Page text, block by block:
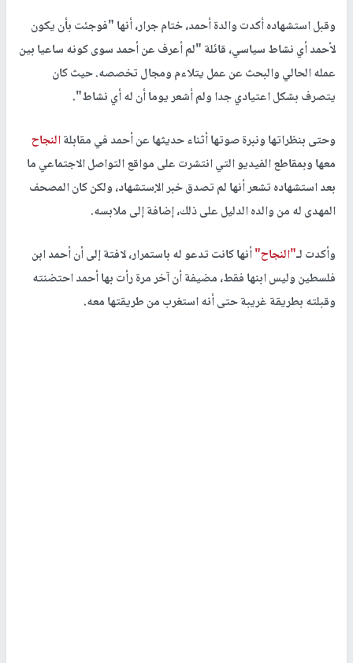
وقبل استشهاده أكدت والدة أحمد، ختام جرار، أنها "فوجئت بأن يكون
لأحمد أي نشاط سياسي، قائلة "لم أعرف عن أحمد سوى كونه ساعيا بين
عمله الحالي والبحث عن عمل يتلاءم ومجال تخصصه. حيث كان
يتصرف بشكل اعتيادي جدا ولم أشعر يوما أن له أي نشاط".
وحتى بنظراتها ونبرة صوتها أثناء حديثها عن أحمد في مقابلةالنجاح
معها وبمقاطع الفيديو التي انتشرت على مواقع التواصل الاجتماعي ما
بعد استشهاده تشعر أنها لم تصدق خبر الإستشهاد، ولكن كان المصحف
المهدى له من والده الدليل على ذلك، إضافة إلى ملابسه.
وأكدت لـ"النجاح"أنها كانت تدعو له باستمرار، لافتة إلى أن أحمد ابن
فلسطين وليس ابنها فقط، مضيفة أن آخر مرة رأت بها أحمد احتضنته
وقبلته بطريقة غريبة حتى أنه استغرب من طريقتها معه.